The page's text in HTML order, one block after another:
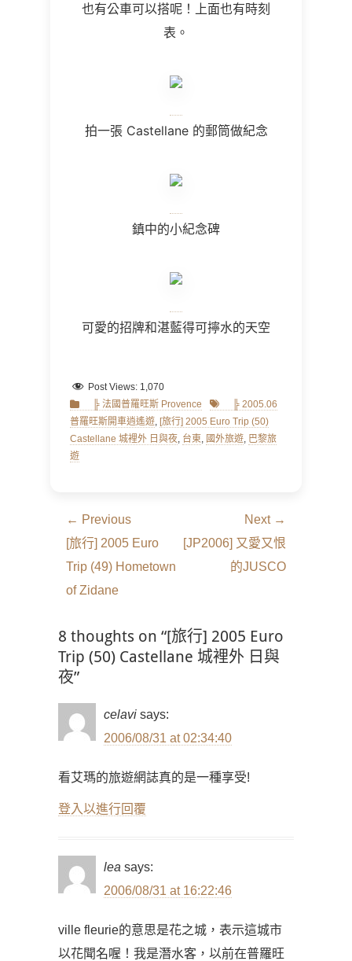
也有公車可以搭呢！上面也有時刻
表。
拍一張Castellane 的郵筒做紀念
鎮中的小紀念碑
可愛的招牌和湛藍得可擰水的天空
Post Views: 1,070
Categories
╠ 法國普羅旺斯 Provence Tags ╠ 2005.06
普羅旺斯開車逍遙遊, [旅行] 2005 Euro Trip (50)
Castellane 城裡外 日與夜, 台東, 國外旅遊, 巴黎旅
遊
文
章
導
← Previous
Previous
post:
[旅行] 2005 Euro
Trip (49) Hometown
of Zidane
Next →
Next
[JP2006] 又愛又恨
的JUSCO
8 thoughts on “[旅行] 2005 Euro
Trip (50) Castellane 城裡外 日與
夜”
celavi says:
2006/08/31 at 02:34:40
看艾瑪的旅遊網誌真的是一種享受!
登入以進行回覆
lea says:
2006/08/31 at 16:22:46
ville fleurie的意思是花之城，表示這城市
以花聞名喔！我是潛水客，以前在普羅旺